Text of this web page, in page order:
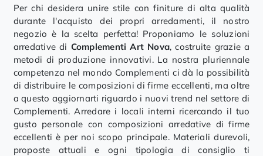
Per chi desidera unire stile con finiture di alta qualità
durante l'acquisto dei propri arredamenti, il nostro
negozio è la scelta perfetta! Proponiamo le soluzioni
arredative di Complementi Art Nova, costruite grazie a
metodi di produzione innovativi. La nostra pluriennale
competenza nel mondo Complementi ci dà la possibilità
di distribuire le composizioni di firme eccellenti, ma oltre
a questo aggiornarti riguardo i nuovi trend nel settore di
Complementi. Arredare i locali interni ricercando il tuo
gusto personale con composizioni arredative di firme
eccellenti è per noi scopo principale. Materiali durevoli,
proposte attuali e ogni tipologia di consiglio ti